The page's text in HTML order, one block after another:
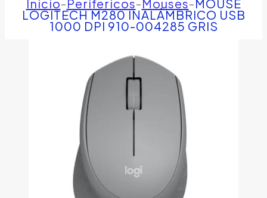
Inicio-Perifericos-Mouses-MOUSE
LOGITECH M280 INALÁMBRICO USB
1000 DPI 910-004285 GRIS